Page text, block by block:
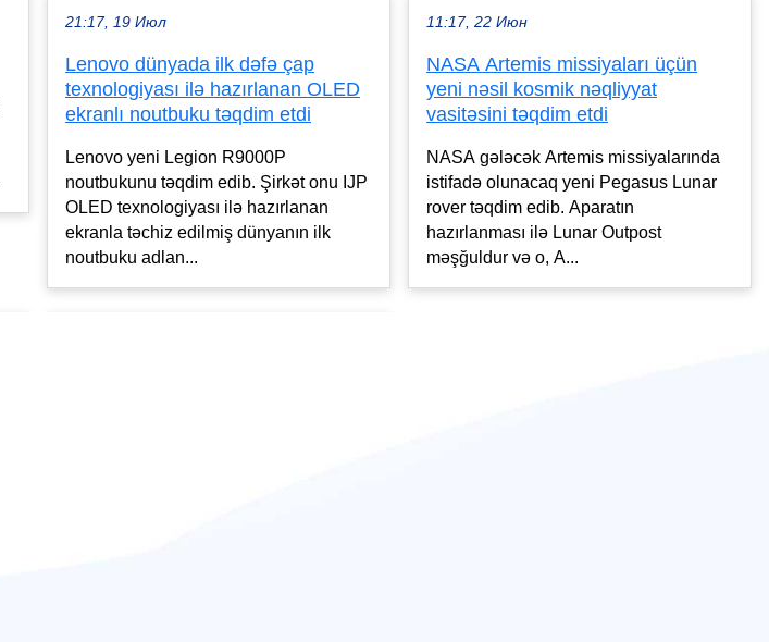
21:17, 19 Июл
Lenovo dünyada ilk dəfə çap
texnologiyası ilə hazırlanan OLED
ekranlı noutbuku təqdim etdi
Lenovo yeni Legion R9000P
noutbukunu təqdim edib. Şirkət onu IJP
OLED texnologiyası ilə hazırlanan
ekranla təchiz edilmiş dünyanın ilk
noutbuku adlan...
11:17, 22 Июн
NASA Artemis missiyaları üçün
yeni nəsil kosmik nəqliyyat
vasitəsini təqdim etdi
NASA gələcək Artemis missiyalarında
istifadə olunacaq yeni Pegasus Lunar
rover təqdim edib. Aparatın
hazırlanması ilə Lunar Outpost
məşğuldur və o, A...